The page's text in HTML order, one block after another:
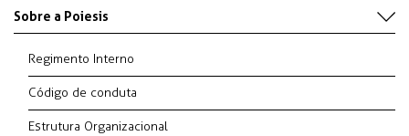
Sobre a Poiesis
Regimento Interno
Código de conduta
Estrutura Organizacional